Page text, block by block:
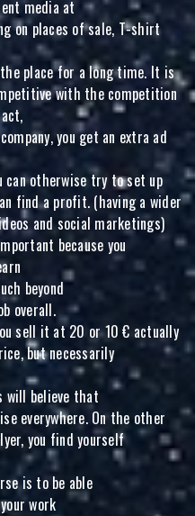
media at
on places of sale, T-shirt
place for a long time. It is
with the competition
you get an extra ad
can otherwise try to set up
find a profit. (having a wider
and social marketings)
because you
beyond
overall.
sell it at 20 or 10 € actually
but necessarily
will believe that
everywhere. On the other
you find yourself
is to be able
work